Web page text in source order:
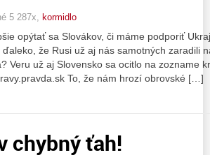
5 287x, kormidlo
opýtať sa Slovákov, či máme podporiť
ďaleko, že Rusi už aj nás samotných zaradili
Veru už aj Slovensko sa ocitlo na zozname
To, že nám hrozí obrovské […]
chybný ťah!